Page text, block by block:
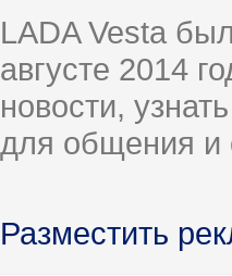
LADA Vesta
августе 2014
новости,
для общения и
Разместить